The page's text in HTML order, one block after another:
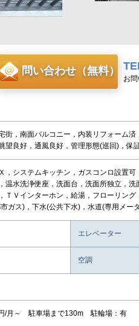
問い合わせ（無料）
お
街，南面バルコニー，内装リフォーム
望良好，通風良好，管理形態(巡回)，保
，システムキッチン，ガスコンロ設置
温水洗浄便座，洗面台，洗面所独立，
ＴＶインターホン，給湯，フローリン
ガス)，下水(公共下水)，水道(専用メー
エレベーター
空調
/月～ 駐車場まで130m 駐輪場：有